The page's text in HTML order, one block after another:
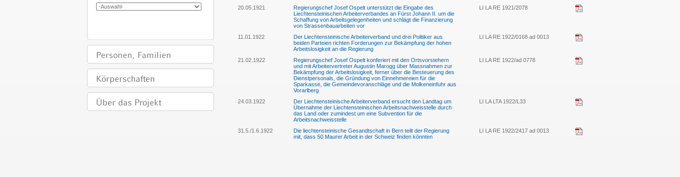
20.05.1921
Regierungschef Josef Ospelt unterstützt die Eingabe des
Liechtensteinischen Arbeiterverbandes an Fürst Johann II. um die
Schaffung von Arbeitsgelegenheiten und schlägt die Finanzierung
von Strassenbauarbeiten vor
LI LA RE 1921/2078
11.01.1922
Der Liechtensteinische Arbeiterverband und drei Politiker aus
beiden Parteien richten Forderungen zur Bekämpfung der hohen
Arbeitslosigkeit an die Regierung
LI LA RE 1922/0168 ad 0013
21.02.1922
Regierungschef Josef Ospelt konferiert mit den Ortsvorstehern
und mit Arbeitervertreter Augustin Marogg über Massnahmen zur
Bekämpfung der Arbeitslosigkeit, ferner über die Besteuerung des
Dienstpersonals, die Gründung von Einnehmereien für die
Sparkasse, die Gemeindevoranschläge und die Molkeneinfuhr aus
Vorarlberg
LI LA RE 1922/ad 0778
24.03.1922
Der Liechtensteinische Arbeiterverband ersucht den Landtag um
Übernahme der Liechtensteinischen Arbeitsnachweisstelle durch
das Land oder zumindest um eine Subvention für die
Arbeitsnachweisstelle
LI LA LTA 1922/L33
31.5./1.6.1922
Die liechtensteinische Gesandtschaft in Bern teilt der Regierung
mit, dass 50 Maurer Arbeit in der Schweiz finden könnten
LI LA RE 1922/2417 ad 0013